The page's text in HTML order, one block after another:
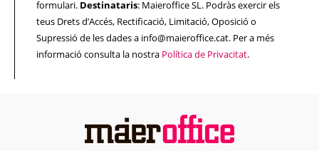
formulari. Destinataris: Maieroffice SL. Podràs exercir els
teus Drets d’Accés, Rectificació, Limitació, Oposició o
Supressió de les dades a info@maieroffice.cat. Per a més
informació consulta la nostra Política de Privacitat.